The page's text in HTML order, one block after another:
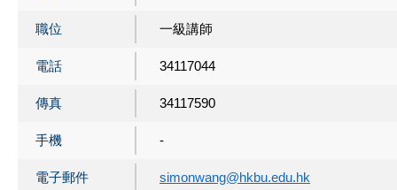
職位 一級講師
電話 34117044
傳真 34117590
手機 -
電子郵件 simonwang@hkbu.edu.hk